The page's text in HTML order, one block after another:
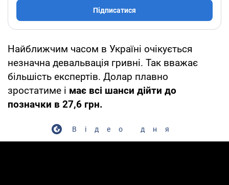
Підписатися
Найближчим часом в Україні очікується
незначна девальвація гривні. Так вважає
більшість експертів. Долар плавно
зростатиме і має всі шанси дійти до
позначки в 27,6 грн.
Відео дня